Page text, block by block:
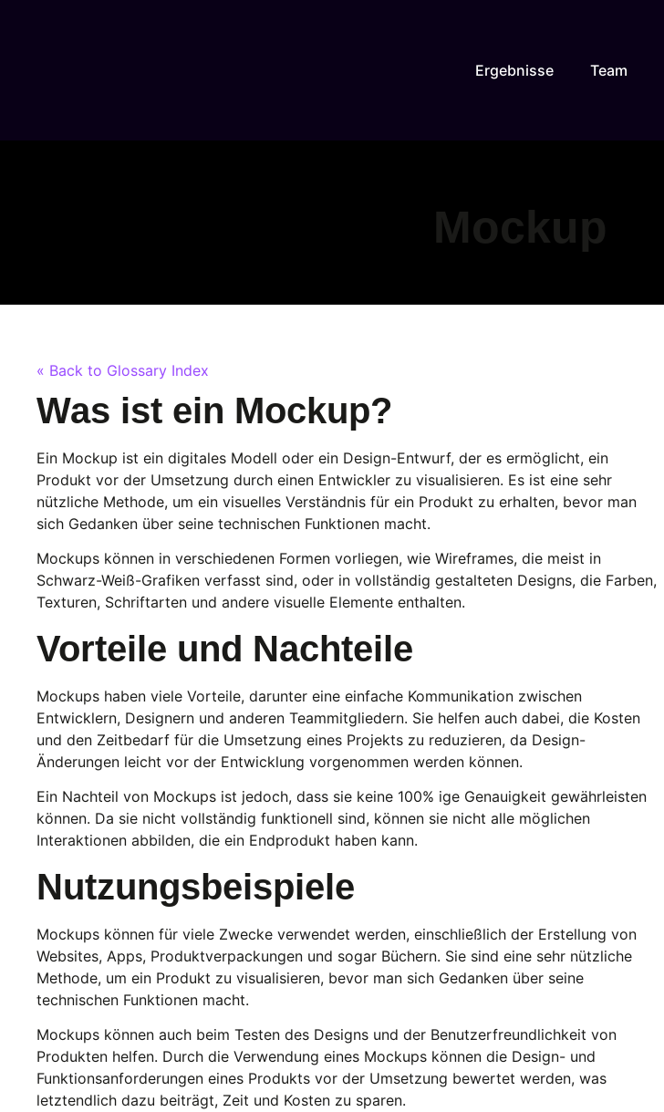
Ergebnisse Team
Mockup
« Back to Glossary Index
Was ist ein Mockup?
Ein Mockup ist ein digitales Modell oder ein Design-Entwurf, der es ermöglicht, ein
Produkt vor der Umsetzung durch einen Entwickler zu visualisieren. Es ist eine sehr
nützliche Methode, um ein visuelles Verständnis für ein Produkt zu erhalten, bevor man
sich Gedanken über seine technischen Funktionen macht.
Mockups können in verschiedenen Formen vorliegen, wie Wireframes, die meist in
Schwarz-Weiß-Grafiken verfasst sind, oder in vollständig gestalteten Designs, die Farben,
Texturen, Schriftarten und andere visuelle Elemente enthalten.
Vorteile und Nachteile
Mockups haben viele Vorteile, darunter eine einfache Kommunikation zwischen
Entwicklern, Designern und anderen Teammitgliedern. Sie helfen auch dabei, die Kosten
und den Zeitbedarf für die Umsetzung eines Projekts zu reduzieren, da Design-
Änderungen leicht vor der Entwicklung vorgenommen werden können.
Ein Nachteil von Mockups ist jedoch, dass sie keine 100% ige Genauigkeit gewährleisten
können. Da sie nicht vollständig funktionell sind, können sie nicht alle möglichen
Interaktionen abbilden, die ein Endprodukt haben kann.
Nutzungsbeispiele
Mockups können für viele Zwecke verwendet werden, einschließlich der Erstellung von
Websites, Apps, Produktverpackungen und sogar Büchern. Sie sind eine sehr nützliche
Methode, um ein Produkt zu visualisieren, bevor man sich Gedanken über seine
technischen Funktionen macht.
Mockups können auch beim Testen des Designs und der Benutzerfreundlichkeit von
Produkten helfen. Durch die Verwendung eines Mockups können die Design- und
Funktionsanforderungen eines Produkts vor der Umsetzung bewertet werden, was
letztendlich dazu beiträgt, Zeit und Kosten zu sparen.